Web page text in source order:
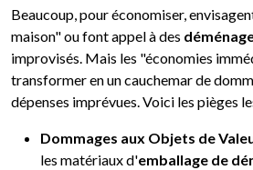
Beaucoup, pour économiser,
maison" ou font appel à des
improvisés. Mais les "économies
transformer en un cauchemar de
dépenses imprévues. Voici les pièges
Dommages aux Objets de
les matériaux d'emballage de